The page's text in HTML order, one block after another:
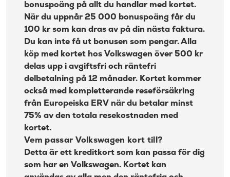
Nackdelar
Hur är Volkswagenkortet kreditkort jämfört med
andra kort?
Volkswagen Kort kreditkort prislista
Om Volkswagen Kort Visa och Ikano Bank
bonuspoäng på allt du handlar med kortet.
När du uppnår 25 000 bonuspoäng får du
100 kr som kan dras av på din nästa faktura.
Du kan inte få ut bonusen som pengar. Alla
köp med kortet hos Volkswagen över 500 kr
delas upp i avgiftsfri och räntefri
delbetalning på 12 månader. Kortet kommer
också med kompletterande reseförsäkring
från Europeiska ERV när du betalar minst
75% av den totala resekostnaden med
kortet.
Vem passar Volkswagen kort till?
Detta är ett kreditkort som kan passa för dig
som har en Volkswagen. Kortet kan